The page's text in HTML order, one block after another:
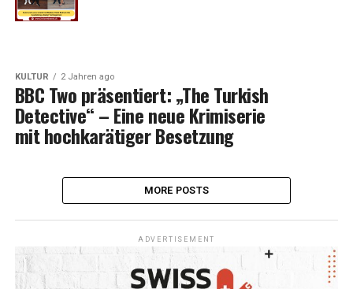
KULTUR 2 Jahren ago
BBC Two präsentiert: „The Turkish
Detective“ – Eine neue Krimiserie
mit hochkarätiger Besetzung
MORE POSTS
ADVERTISEMENT